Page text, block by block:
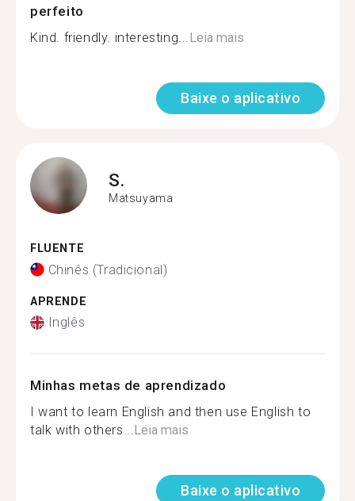
perfeito
Kind. friendly. interesting...Leia mais
Baixe o aplicativo
S.
Matsuyama
FLUENTE
Chinês (Tradicional)
APRENDE
Inglês
Minhas metas de aprendizado
I want to learn English and then use English to
talk with others...Leia mais
Baixe o aplicativo